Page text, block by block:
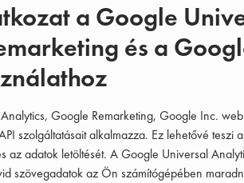
a Google
és a
Google Remarketing, Google Inc.
szolgáltatásait alkalmazza. Ez lehetővé teszi
az adatok letöltését. A Google Universal
szövegadatok az Ön számítógépében